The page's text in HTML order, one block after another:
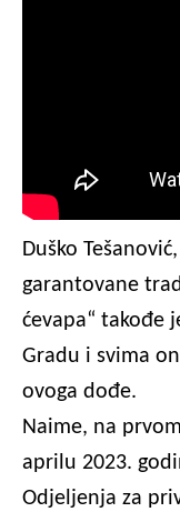
Duško
garantovane
ćevapa“ takođe
Gradu i svima
ovoga dođe.
Naime, na
aprilu 2023.
Odjeljenja za